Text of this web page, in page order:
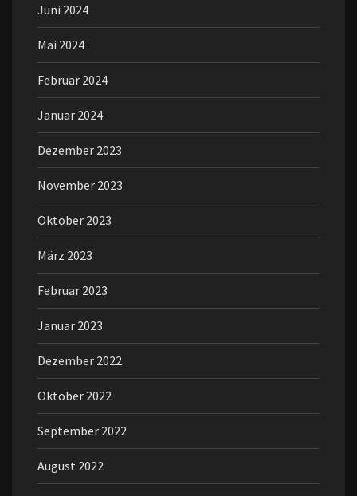
Juni 2024
Mai 2024
Februar 2024
Januar 2024
Dezember 2023
November 2023
Oktober 2023
März 2023
Februar 2023
Januar 2023
Dezember 2022
Oktober 2022
September 2022
August 2022